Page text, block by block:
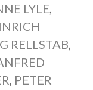
LYLE,
RELLSTAB,
, PETER